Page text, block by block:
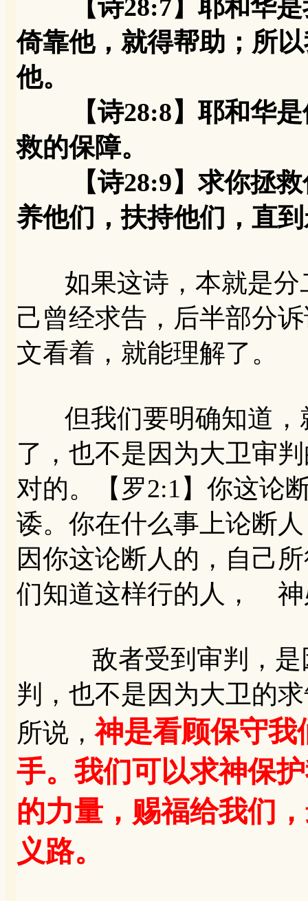
【诗28:7】耶和华是
倚靠他，就得帮助；所
他。
【诗28:8】耶和华是
救的保障。
【诗28:9】求你拯救
养他们，扶持他们，直
如果这诗，本就是分
己曾经求告，后半部分
文看着，就能理解了。
但我们要明确知道，
了，也不是因为大卫审
对的。【罗2:1】你这论
诿。你在什么事上论断
因你这论断人的，自己
们知道这样行的人， 神
敌者受到审判，是因
判，也不是因为大卫的
所说，神是看顾保守我
手。我们可以求神保
的力量，赐福给我们
义路。